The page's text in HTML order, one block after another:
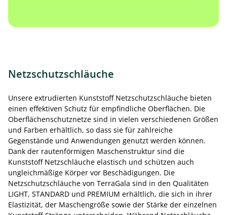
Netzschutzschläuche
Unsere extrudierten Kunststoff Netzschutzschläuche bieten
einen effektiven Schutz für empfindliche Oberflächen. Die
Oberflächenschutznetze sind in vielen verschiedenen Größen
und Farben erhältlich, so dass sie für zahlreiche
Gegenstände und Anwendungen genutzt werden können.
Dank der rautenförmigen Maschenstruktur sind die
Kunststoff Netzschläuche elastisch und schützen auch
ungleichmäßige Körper vor Beschädigungen. Die
Netzschutzschläuche von TerraGala sind in den Qualitäten
LIGHT, STANDARD und PREMIUM erhältlich, die sich in ihrer
Elastizität, der Maschengröße sowie der Stärke der einzelnen